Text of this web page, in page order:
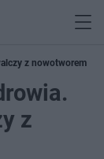
z nowotworem
z